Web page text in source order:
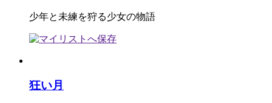
少年と未練を狩る少女の物語
狂い月